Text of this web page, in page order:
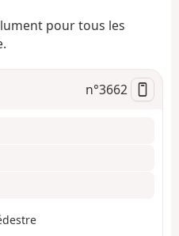
a
t
pour tous les
n°3662